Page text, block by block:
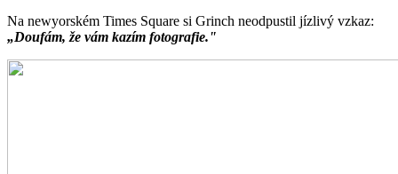
Na newyorském Times Square si Grinch neodpustil jízlivý vzkaz:
„Doufám, že vám kazím fotografie."